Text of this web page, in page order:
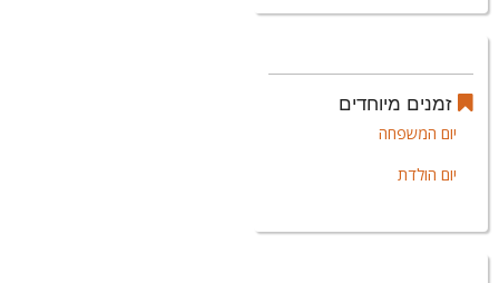
זמנים מיוחדים
יום המשפחה
יום הולדת